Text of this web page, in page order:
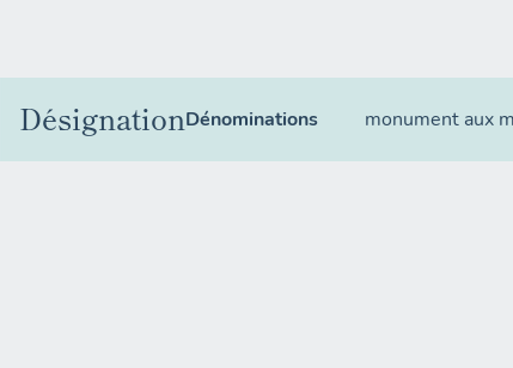
DésignationDénominations monument aux